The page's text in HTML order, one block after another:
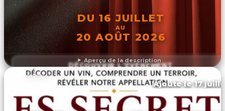
Aperçu de la description
DU 16 JUILLET
AU
20 AOÛT 2026
DÉCOUVRIR L'ÉVÉNEMENT
Ajouté le 17